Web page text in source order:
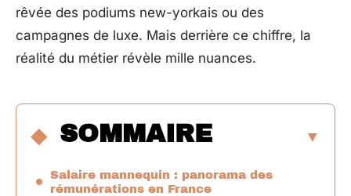
rêvée des podiums new-yorkais ou des
campagnes de luxe. Mais derrière ce chiffre, la
réalité du métier révèle mille nuances.
SOMMAIRE
Salaire mannequin : panorama des
rémunérations en France